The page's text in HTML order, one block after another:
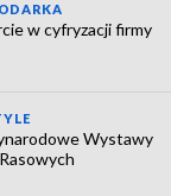
w cyfryzacji firmy
Wystawy